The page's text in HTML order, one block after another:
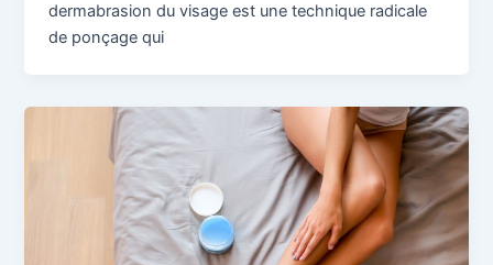
dermabrasion du visage est une technique radicale
de ponçage qui